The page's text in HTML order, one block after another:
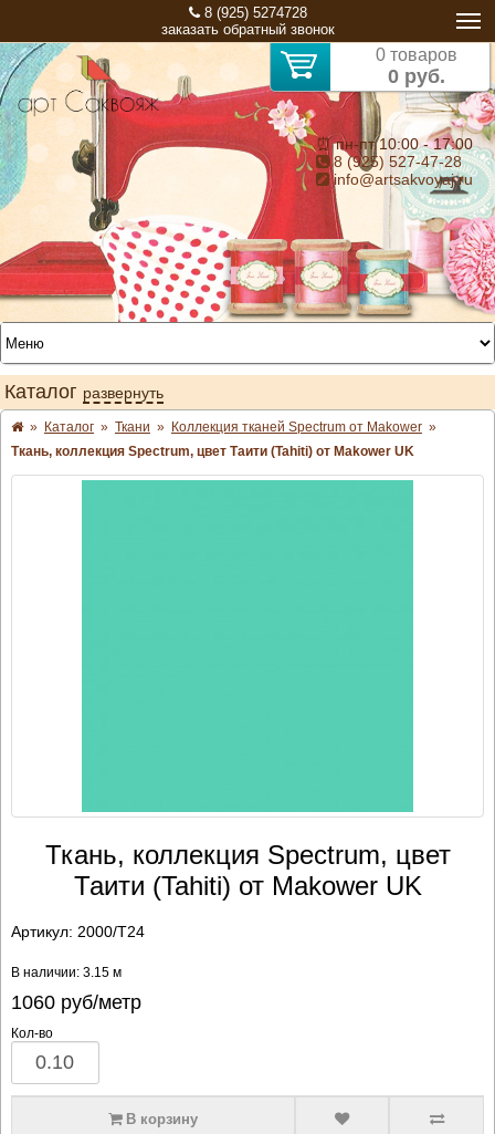
8 (925) 5274728
заказать обратный звонок
0 товаров
0 руб.
⏰ пн-пт 10:00 - 17:00
8 (925) 527-47-28
info@artsakvoyaj.ru
Каталог развернуть
» Каталог » Ткани » Коллекция тканей Spectrum от Makower »
Ткань, коллекция Spectrum, цвет Таити (Tahiti) от Makower UK
Ткань, коллекция Spectrum, цвет
Таити (Tahiti) от Makower UK
Артикул: 2000/T24
В наличии: 3.15 м
1060руб/метр
Кол-во
В корзину